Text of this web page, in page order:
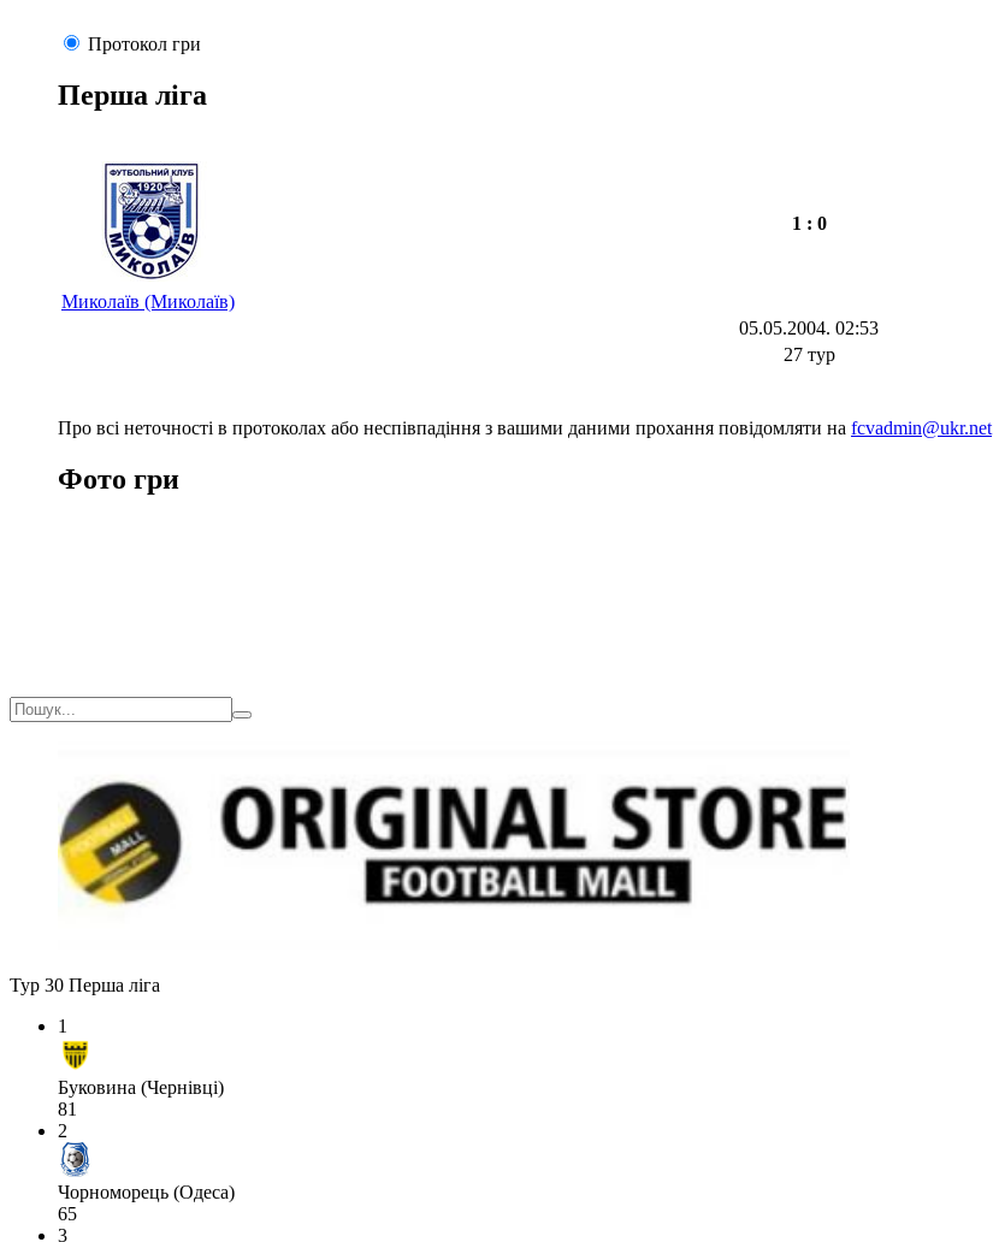
Протокол гри
Перша ліга
1 : 0
Миколаїв (Миколаїв)
05.05.2004. 02:53
27 тур
Про всі неточності в протоколах або неспівпадіння з вашими даними прохання повідомляти на fcvadmin@ukr.net
Фото гри
Тур 30 Перша ліга
1
Буковина (Чернівці)
81
2
Чорноморець (Одеса)
65
3